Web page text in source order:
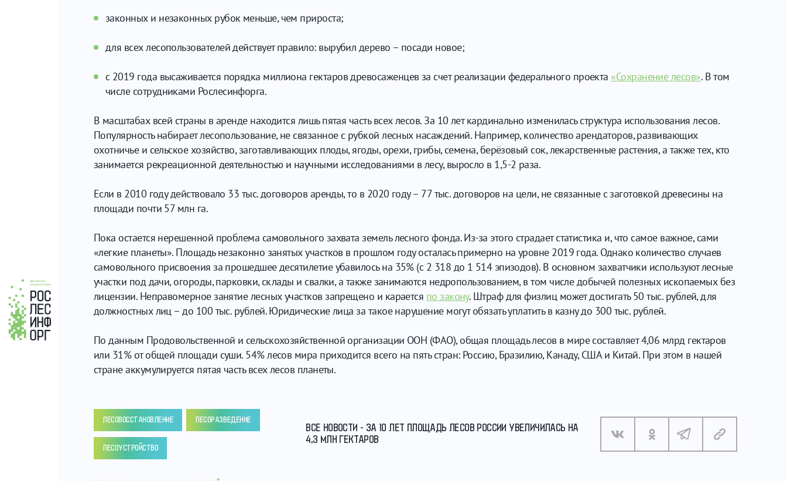
законных и незаконных рубок меньше, чем прироста;
для всех лесопользователей действует правило: вырубил дерево – посади новое;
с 2019 года высаживается порядка миллиона гектаров древосаженцев за счет реализации федерального проекта «Сохранение лесов». В том
числе сотрудниками Рослесинфорга.
В масштабах всей страны в аренде находится лишь пятая часть всех лесов. За 10 лет кардинально изменилась структура использования лесов.
Популярность набирает лесопользование, не связанное с рубкой лесных насаждений. Например, количество арендаторов, развивающих
охотничье и сельское хозяйство, заготавливающих плоды, ягоды, орехи, грибы, семена, берёзовый сок, лекарственные растения, а также тех, кто
занимается рекреационной деятельностью и научными исследованиями в лесу, выросло в 1,5-2 раза.
Если в 2010 году действовало 33 тыс. договоров аренды, то в 2020 году – 77 тыс. договоров на цели, не связанные с заготовкой древесины на
площади почти 57 млн га.
Пока остается нерешенной проблема самовольного захвата земель лесного фонда. Из-за этого страдает статистика и, что самое важное, сами
«легкие планеты». Площадь незаконно занятых участков в прошлом году осталась примерно на уровне 2019 года. Однако количество случаев
самовольного присвоения за прошедшее десятилетие убавилось на 35% (с 2 318 до 1 514 эпизодов). В основном захватчики используют лесные
участки под дачи, огороды, парковки, склады и свалки, а также занимаются недропользованием, в том числе добычей полезных ископаемых без
лицензии. Неправомерное занятие лесных участков запрещено и карается по закону. Штраф для физлиц может достигать 50 тыс. рублей, для
должностных лиц – до 100 тыс. рублей. Юридические лица за такое нарушение могут обязать уплатить в казну до 300 тыс. рублей.
По данным Продовольственной и сельскохозяйственной организации ООН (ФАО), общая площадь лесов в мире составляет 4,06 млрд гектаров
или 31% от общей площади суши. 54% лесов мира приходится всего на пять стран: Россию, Бразилию, Канаду, США и Китай. При этом в нашей
стране аккумулируется пятая часть всех лесов планеты.
ЛЕСОВОССТАНОВЛЕНИЕ ЛЕСОРАЗВЕДЕНИЕ
ЛЕСОУСТРОЙСТВО
ВСЕ НОВОСТИ - ЗА 10 ЛЕТ ПЛОЩАДЬ ЛЕСОВ РОССИИ УВЕЛИЧИЛАСЬ НА
4,3 МЛН ГЕКТАРОВ